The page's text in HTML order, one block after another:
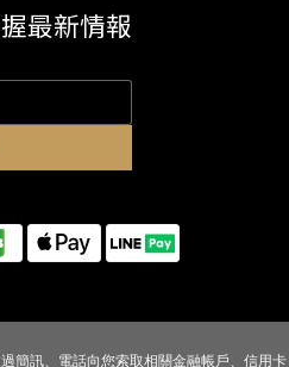
最新情報
簡訊、電話向您索取相關金融帳戶、信用卡